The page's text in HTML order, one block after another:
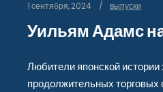
1 сентября, 2024 выпуски
Уильям Адамс
Любители японской истории
продолжительных